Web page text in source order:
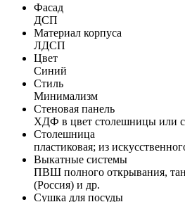
Фасад
ДСП
Материал корпуса
ЛДСП
Цвет
Синий
Стиль
Минимализм
Стеновая панель
ХДФ в цвет столешницы или
Столешница
пластиковая; из
Выкатные системы
ПВШ полного открывания,
(Россия) и др.
Сушка для посуды